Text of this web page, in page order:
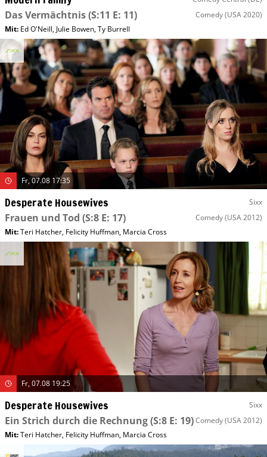
Das Vermächtnis(S:11 E: 11) Comedy(USA 2020)
Mit: Ed O'Neill, Julie Bowen,Ty Burrell
Fr, 07.08 17:35
Desperate Housewives Sixx
Frauen und Tod (S:8 E: 17) Comedy(USA 2012)
Mit:Teri Hatcher, Felicity Huffman, Marcia Cross
Fr, 07.08 19:25
Desperate Housewives Sixx
Ein Strich durch die Rechnung(S:8 E: 19)Comedy(USA 2012)
Mit:Teri Hatcher, Felicity Huffman, Marcia Cross